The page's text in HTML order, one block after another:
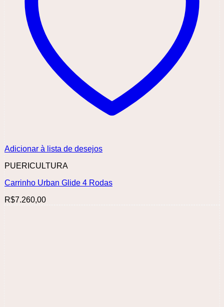
Adicionar à lista de desejos
PUERICULTURA
Carrinho Urban Glide 4 Rodas
R$7.260,00